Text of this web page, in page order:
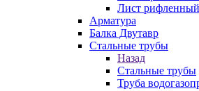
Лист рифленный
Арматура
Балка Двутавр
Стальные трубы
Назад
Стальные трубы
Труба